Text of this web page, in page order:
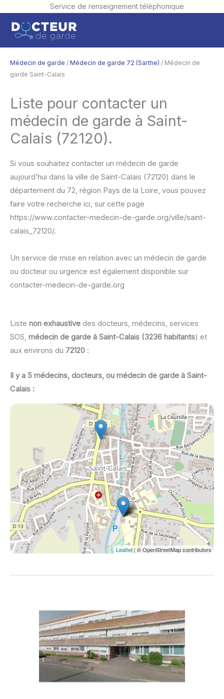
Service de renseignement téléphonique
contenu
Médecin de garde / Médecin de garde 72 (Sarthe) / Médecin de
garde Saint-Calais
Liste pour contacter un
médecin de garde à Saint-
Calais (72120).
Si vous souhaitez contacter un médecin de garde
aujourd’hui dans la ville de Saint-Calais (72120) dans le
département du 72, région Pays de la Loire, vous pouvez
faire votre recherche ici, sur cette page
https://www.contacter-medecin-de-garde.org/ville/saint-
calais_72120/.
Un service de mise en relation avec un médecin de garde
ou docteur ou urgence est également disponible sur
contacter-medecin-de-garde.org
Liste non exhaustive des docteurs, médecins, services
SOS, médecin de garde à Saint-Calais (3236 habitants) et
aux environs du 72120 :
Il y a 5 médecins, docteurs, ou médecin de garde à Saint-
Calais :
Leaflet| © OpenStreetMap contributors